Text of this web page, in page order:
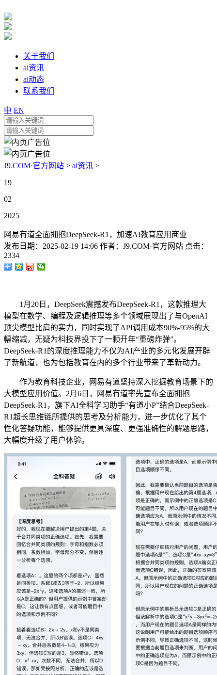
关于我们
ai资讯
ai动态
联系我们
中 EN
J9.COM·官方网站 > ai资讯 >
19
02
2025
网易有道全面拥抱DeepSeek-R1，加速AI教育应用商业
发布日期： 2025-02-19 14:06 作者： J9.COM·官方网站 点击：
2334
1月20日，DeepSeek震撼发布DeepSeek-R1，这款推理大
模型在数学、编程及逻辑推理等多个领域展现出了与OpenAI
顶尖模型比肩的实力，同时实现了API调用成本90%-95%的大
幅缩减，无疑为科技界投下了一颗开年“重磅炸弹”。
DeepSeek-R1的深度推理能力不仅为AI产业的多元化发展开辟
了新航道，也为包括教育在内的多个行业带来了革新动力。
作为教育科技企业，网易有道坚持深入挖掘教育场景下的
大模型应用价值。2月6日，网易有道率先宣布全面拥抱
DeepSeek-R1，旗下AI全科学习助手“有道小P”结合DeepSeek-
R1超长思维链所提供的思考及分析能力，进一步优化了其个
性化答疑功能，能够提供更具深度、更强准确性的解题思路，
大幅度升级了用户体验。